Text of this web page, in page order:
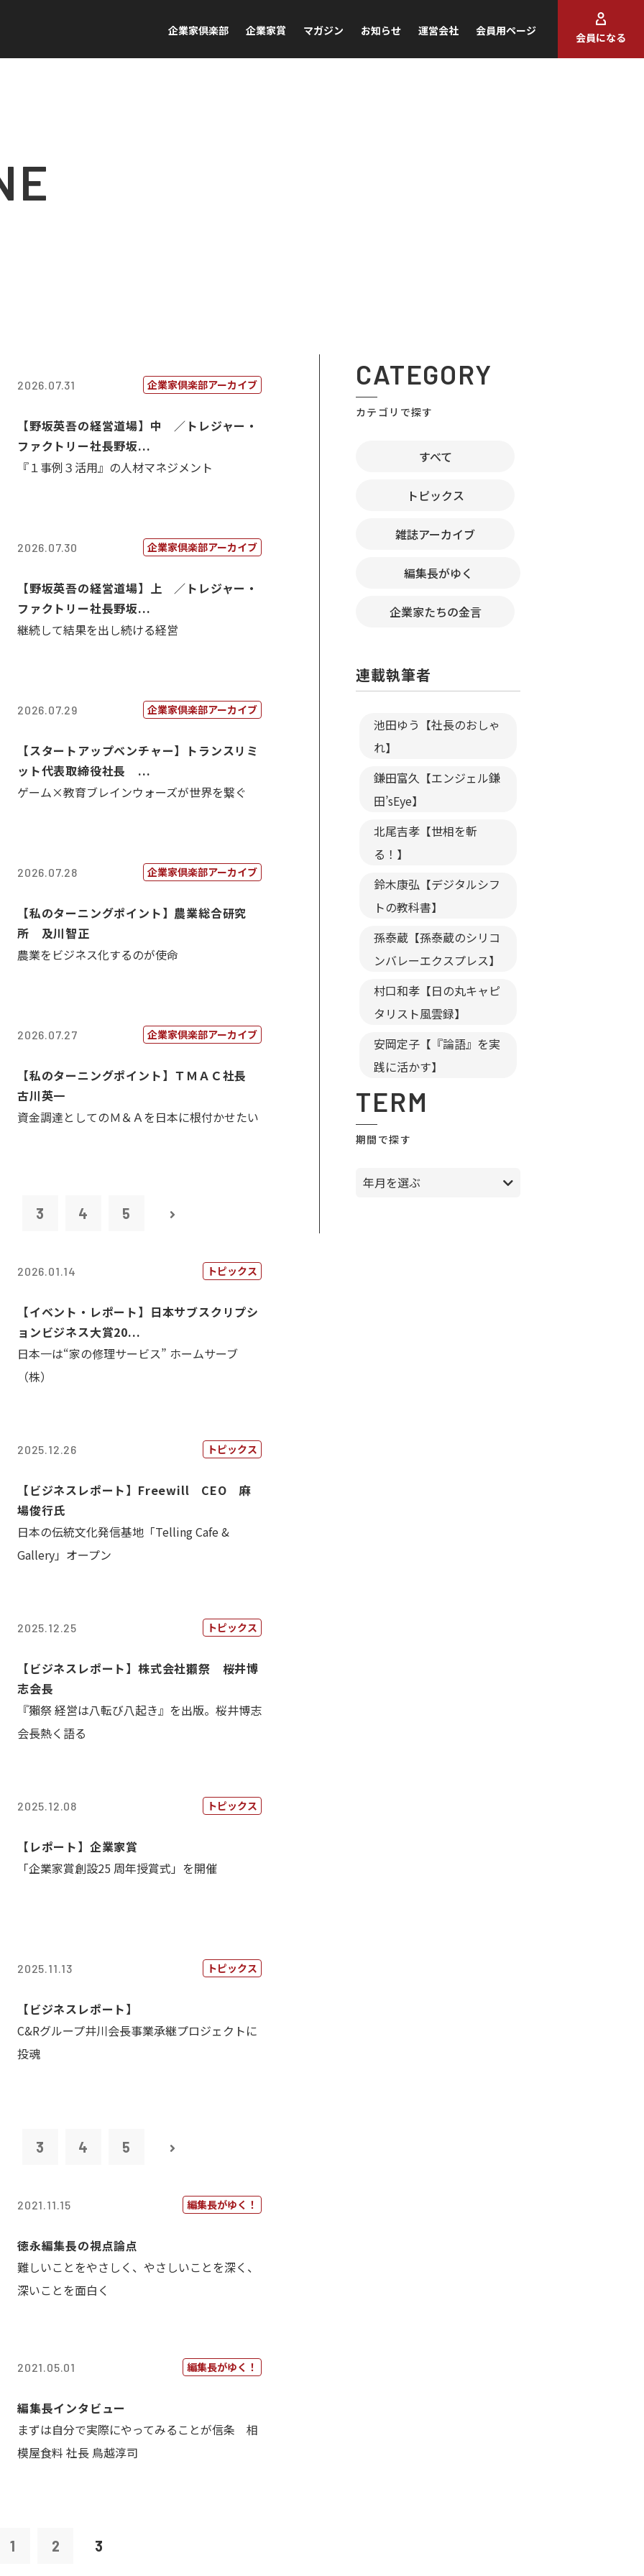
企業家倶楽部 企業家賞 マガジン お知らせ 運営会社 会員用ページ
会員になる
2026.07.31 企業家倶楽部アーカイブ
【野坂英吾の経営道場】中 ／トレジャー・
ファクトリー社長野坂...
『１事例３活用』の人材マネジメント
2026.07.30 企業家倶楽部アーカイブ
【野坂英吾の経営道場】上 ／トレジャー・
ファクトリー社長野坂...
継続して結果を出し続ける経営
2026.07.29 企業家倶楽部アーカイブ
【スタートアップベンチャー】トランスリミ
ット代表取締役社長 ...
ゲーム×教育ブレインウォーズが世界を繋ぐ
2026.07.28 企業家倶楽部アーカイブ
【私のターニングポイント】農業総合研究
所 及川智正
農業をビジネス化するのが使命
2026.07.27 企業家倶楽部アーカイブ
【私のターニングポイント】ＴＭＡＣ社長
古川英一
資金調達としてのＭ＆Ａを日本に根付かせたい
3 4 5
2026.01.14 トピックス
【イベント・レポート】日本サブスクリプシ
ョンビジネス大賞20...
日本一は“家の修理サービス” ホームサーブ
（株）
2025.12.26 トピックス
【ビジネスレポート】Freewill CEO 麻
場俊行氏
日本の伝統文化発信基地「Telling Cafe &
Gallery」オープン
2025.12.25 トピックス
【ビジネスレポート】株式会社獺祭 桜井博
志会長
『獺祭 経営は八転び八起き』を出版。桜井博志
会長熱く語る
2025.12.08 トピックス
【レポート】企業家賞
「企業家賞創設25 周年授賞式」を開催
2025.11.13 トピックス
【ビジネスレポート】
C&Rグループ井川会長事業承継プロジェクトに
投魂
3 4 5
2021.11.15 編集長がゆく！
徳永編集長の視点論点
難しいことをやさしく、やさしいことを深く、
深いことを面白く
2021.05.01 編集長がゆく！
編集長インタビュー
まずは自分で実際にやってみることが信条 相
模屋食料 社長 鳥越淳司
1 2 3
CATEGORY
カテゴリで探す
すべて
トピックス
雑誌アーカイブ
編集長がゆく
企業家たちの金言
連載執筆者
池田ゆう【社長のおしゃ
れ】
鎌田富久【エンジェル鎌
田’sEye】
北尾吉孝【世相を斬
る！】
鈴木康弘【デジタルシフ
トの教科書】
孫泰蔵【孫泰蔵のシリコ
ンバレーエクスプレス】
村口和孝【日の丸キャピ
タリスト風雲録】
安岡定子【『論語』を実
践に活かす】
TERM
期間で探す
年月を選ぶ